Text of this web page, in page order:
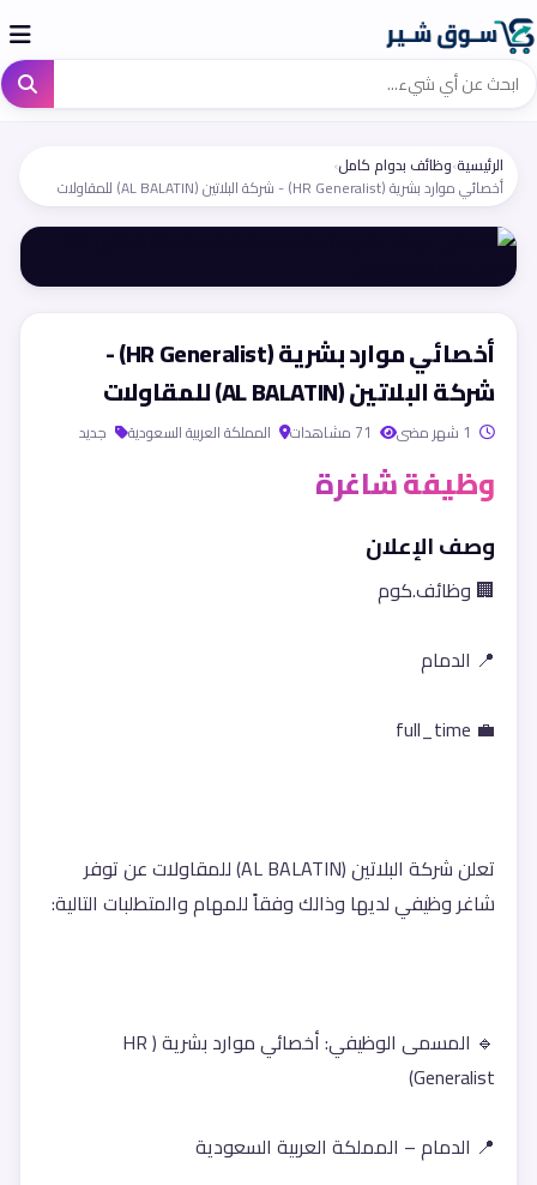
الرئيسية›وظائف بدوام كامل›
أخصائي موارد بشرية (HR Generalist) - شركة البلاتين (AL BALATIN) للمقاولات
أخصائي موارد بشرية (HR Generalist) -
شركة البلاتين (AL BALATIN) للمقاولات
المملكة العربية السعودية جديد
وظيفة شاغرة
وصف الإعلان
🏢 وظائف.كوم
📍 الدمام
💼 full_time
تعلن شركة البلاتين (AL BALATIN) للمقاولات عن توفر
شاغر وظيفي لديها وذالك وفقاً للمهام والمتطلبات التالية:
🔹 المسمى الوظيفي: أخصائي موارد بشرية (HR
Generalist)
📍 الدمام – المملكة العربية السعودية